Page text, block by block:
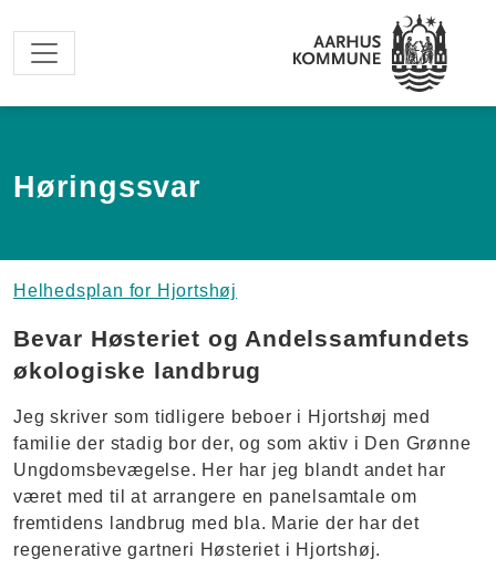
Høringssvar
Helhedsplan for Hjortshøj
Bevar Høsteriet og Andelssamfundets
økologiske landbrug
Jeg skriver som tidligere beboer i Hjortshøj med
familie der stadig bor der, og som aktiv i Den Grønne
Ungdomsbevægelse. Her har jeg blandt andet har
været med til at arrangere en panelsamtale om
fremtidens landbrug med bla. Marie der har det
regenerative gartneri Høsteriet i Hjortshøj.